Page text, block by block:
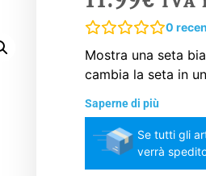
0
Mostra una seta
cambia la seta in
Saperne di più
Se tutti gli
verrà